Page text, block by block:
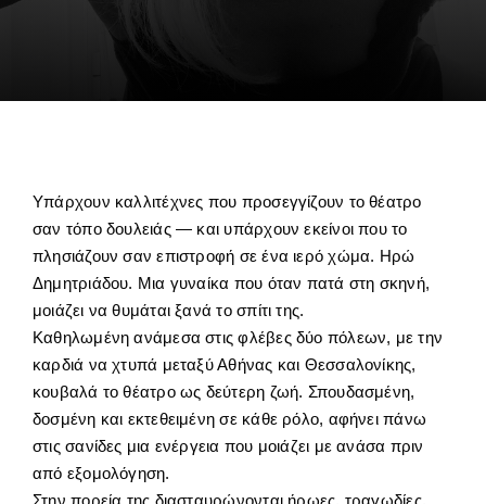
Υπάρχουν καλλιτέχνες που προσεγγίζουν το θέατρο
σαν τόπο δουλειάς — και υπάρχουν εκείνοι που το
πλησιάζουν σαν επιστροφή σε ένα ιερό χώμα. Ηρώ
Δημητριάδου. Μια γυναίκα που όταν πατά στη σκηνή,
μοιάζει να θυμάται ξανά το σπίτι της.
Καθηλωμένη ανάμεσα στις φλέβες δύο πόλεων, με την
καρδιά να χτυπά μεταξύ Αθήνας και Θεσσαλονίκης,
κουβαλά το θέατρο ως δεύτερη ζωή. Σπουδασμένη,
δοσμένη και εκτεθειμένη σε κάθε ρόλο, αφήνει πάνω
στις σανίδες μια ενέργεια που μοιάζει με ανάσα πριν
από εξομολόγηση.
Στην πορεία της διασταυρώνονται ήρωες, τραγωδίες,